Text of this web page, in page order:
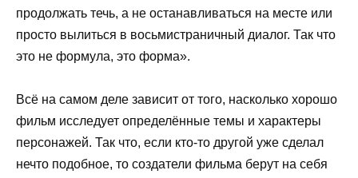
продолжать течь, а не останавливаться на месте или
просто вылиться в восьмистраничный диалог. Так что
это не формула, это форма».
Всё на самом деле зависит от того, насколько хорошо
фильм исследует определённые темы и характеры
персонажей. Так что, если кто-то другой уже сделал
нечто подобное, то создатели фильма берут на себя